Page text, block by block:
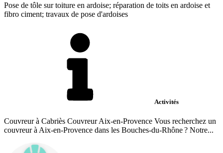
Pose de tôle sur toiture en ardoise; réparation de toits en ardoise et
fibro ciment; travaux de pose d'ardoises
Activités
Couvreur à Cabriès Couvreur Aix-en-Provence Vous recherchez un
couvreur à Aix-en-Provence dans les Bouches-du-Rhône ? Notre...